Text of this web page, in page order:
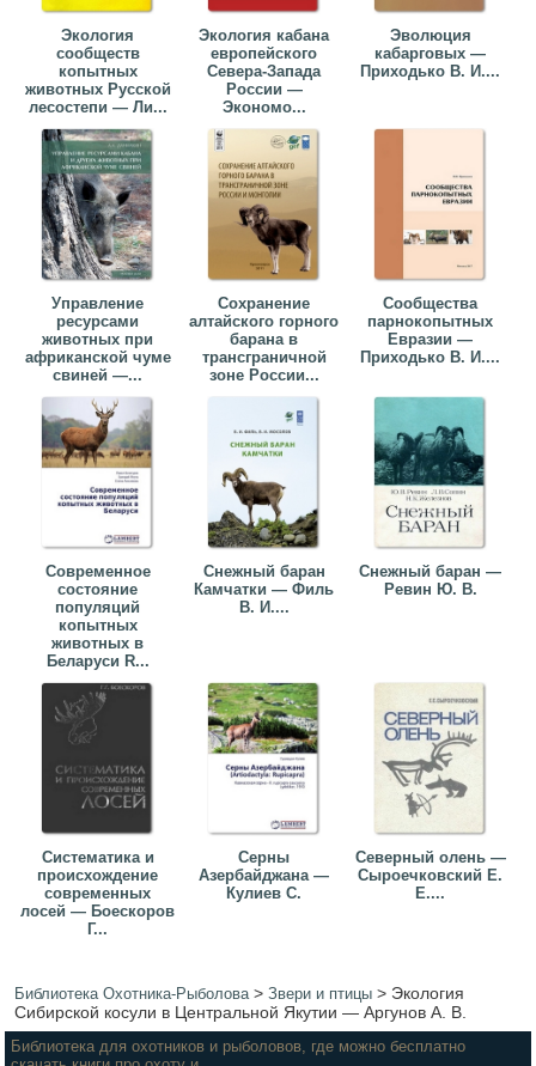
Экология
сообществ
копытных
животных Русской
лесостепи — Ли...
Экология кабана
европейского
Севера-Запада
России —
Экономо...
Эволюция
кабарговых —
Приходько В. И....
Управление
ресурсами
животных при
африканской чуме
свиней —...
Сохранение
алтайского горного
барана в
трансграничной
зоне России...
Сообщества
парнокопытных
Евразии —
Приходько В. И....
Современное
состояние
популяций
копытных
животных в
Беларуси R...
Снежный баран
Камчатки — Филь
В. И....
Снежный баран —
Ревин Ю. В.
Систематика и
происхождение
современных
лосей — Боескоров
Г...
Серны
Азербайджана —
Кулиев С.
Северный олень —
Сыроечковский Е.
Е....
Библиотека Охотника-Рыболова>Звери и птицы > Экология
Сибирской косули в Центральной Якутии — Аргунов А. В.
Библиотека для охотников и рыболовов, где можно бесплатно